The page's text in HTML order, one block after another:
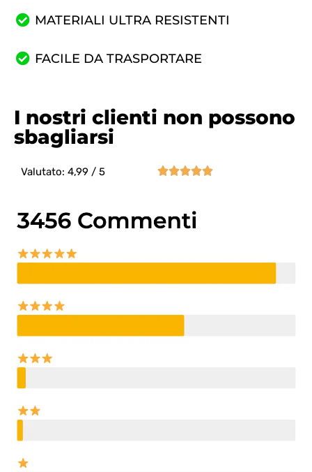
MATERIALI ULTRA RESISTENTI
FACILE DA TRASPORTARE
I nostri clienti non possono
sbagliarsi
Valutato: 4,99 / 5 